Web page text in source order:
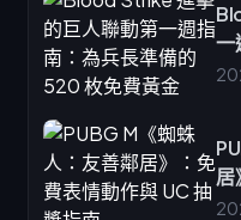
一
免
居
指